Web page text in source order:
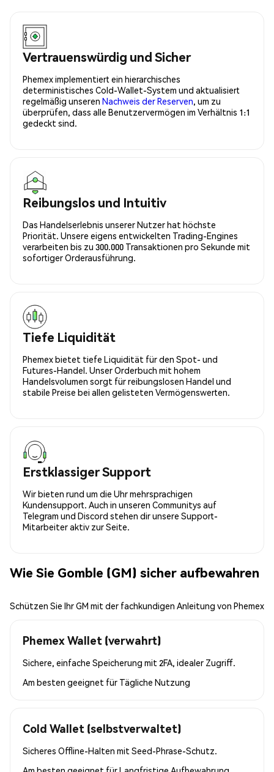
Vertrauenswürdig und Sicher
Phemex implementiert ein hierarchisches
deterministisches Cold-Wallet-System und aktualisiert
regelmäßig unseren Nachweis der Reserven, um zu
überprüfen, dass alle Benutzervermögen im Verhältnis 1:1
gedeckt sind.
Reibungslos und Intuitiv
Das Handelserlebnis unserer Nutzer hat höchste
Priorität. Unsere eigens entwickelten Trading-Engines
verarbeiten bis zu 300.000 Transaktionen pro Sekunde mit
sofortiger Orderausführung.
Tiefe Liquidität
Phemex bietet tiefe Liquidität für den Spot- und
Futures-Handel. Unser Orderbuch mit hohem
Handelsvolumen sorgt für reibungslosen Handel und
stabile Preise bei allen gelisteten Vermögenswerten.
Erstklassiger Support
Wir bieten rund um die Uhr mehrsprachigen
Kundensupport. Auch in unseren Communitys auf
Telegram und Discord stehen dir unsere Support-
Mitarbeiter aktiv zur Seite.
Wie Sie Gomble (GM) sicher aufbewahren
Schützen Sie Ihr GM mit der fachkundigen Anleitung von Phemex
Phemex Wallet (verwahrt)
Sichere, einfache Speicherung mit 2FA, idealer Zugriff.
Am besten geeignet für Tägliche Nutzung
Cold Wallet (selbstverwaltet)
Sicheres Offline-Halten mit Seed-Phrase-Schutz.